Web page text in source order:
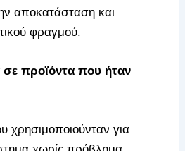
αποκατάσταση και
φραγμού.
σε προϊόντα που ήταν
χρησιμοποιούνταν για